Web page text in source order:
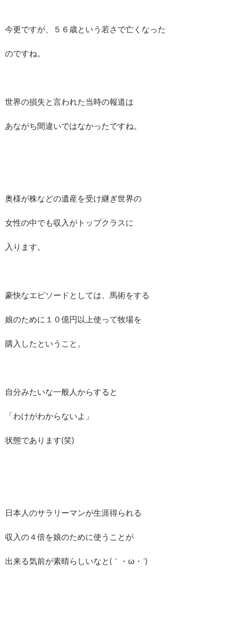
今更ですが、５６歳という若さで亡くなった
のですね。
世界の損失と言われた当時の報道は
あながち間違いではなかったですね。
奥様が株などの遺産を受け継ぎ世界の
女性の中でも収入がトップクラスに
入ります。
豪快なエピソードとしては、馬術をする
娘のために１０億円以上使って牧場を
購入したということ。
自分みたいな一般人からすると
「わけがわからないよ」
状態であります(笑)
日本人のサラリーマンが生涯得られる
収入の４倍を娘のために使うことが
出来る気前が素晴らしいなと(｀・ω・´)ゞ